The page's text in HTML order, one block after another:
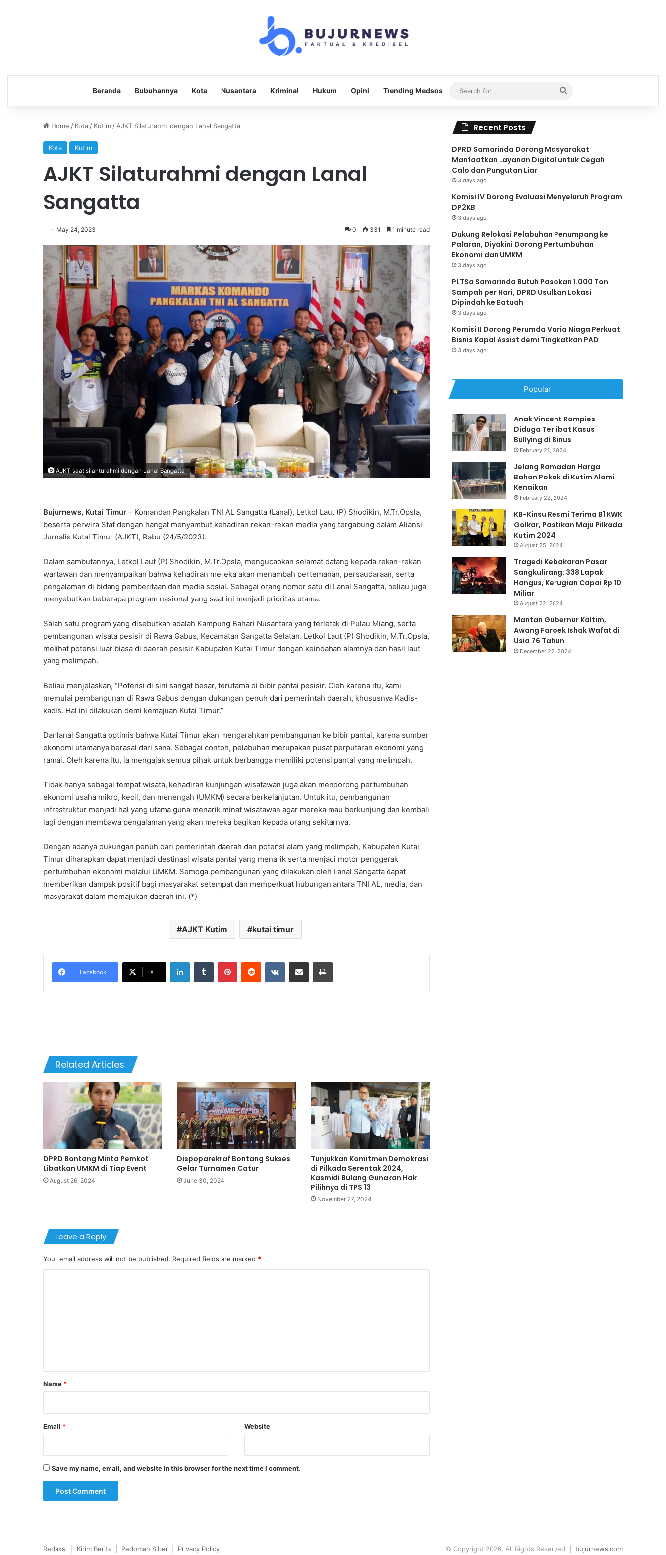
Beranda Bubuhannya Kota Nusantara Kriminal Hukum Opini Trending Medsos
Search
for
Home / Kota / Kutim / AJKT Silaturahmi dengan Lanal Sangatta
Kota Kutim
AJKT Silaturahmi dengan Lanal
Sangatta
May 24, 2023 0 331 1 minute read
AJKT saat silahturahmi dengan Lanal Sangatta
Bujurnews, Kutai Timur – Komandan Pangkalan TNI AL Sangatta (Lanal), Letkol Laut (P) Shodikin, M.Tr.Opsla,
beserta perwira Staf dengan hangat menyambut kehadiran rekan-rekan media yang tergabung dalam Aliansi
Jurnalis Kutai Timur (AJKT), Rabu (24/5/2023).
Dalam sambutannya, Letkol Laut (P) Shodikin, M.Tr.Opsla, mengucapkan selamat datang kepada rekan-rekan
wartawan dan menyampaikan bahwa kehadiran mereka akan menambah pertemanan, persaudaraan, serta
pengalaman di bidang pemberitaan dan media sosial. Sebagai orang nomor satu di Lanal Sangatta, beliau juga
menyebutkan beberapa program nasional yang saat ini menjadi prioritas utama.
Salah satu program yang disebutkan adalah Kampung Bahari Nusantara yang terletak di Pulau Miang, serta
pembangunan wisata pesisir di Rawa Gabus, Kecamatan Sangatta Selatan. Letkol Laut (P) Shodikin, M.Tr.Opsla,
melihat potensi luar biasa di daerah pesisir Kabupaten Kutai Timur dengan keindahan alamnya dan hasil laut
yang melimpah.
Beliau menjelaskan, “Potensi di sini sangat besar, terutama di bibir pantai pesisir. Oleh karena itu, kami
memulai pembangunan di Rawa Gabus dengan dukungan penuh dari pemerintah daerah, khususnya Kadis-
kadis. Hal ini dilakukan demi kemajuan Kutai Timur.”
Danlanal Sangatta optimis bahwa Kutai Timur akan mengarahkan pembangunan ke bibir pantai, karena sumber
ekonomi utamanya berasal dari sana. Sebagai contoh, pelabuhan merupakan pusat perputaran ekonomi yang
ramai. Oleh karena itu, ia mengajak semua pihak untuk berbangga memiliki potensi pantai yang melimpah.
Tidak hanya sebagai tempat wisata, kehadiran kunjungan wisatawan juga akan mendorong pertumbuhan
ekonomi usaha mikro, kecil, dan menengah (UMKM) secara berkelanjutan. Untuk itu, pembangunan
infrastruktur menjadi hal yang utama guna menarik minat wisatawan agar mereka mau berkunjung dan kembali
lagi dengan membawa pengalaman yang akan mereka bagikan kepada orang sekitarnya.
Dengan adanya dukungan penuh dari pemerintah daerah dan potensi alam yang melimpah, Kabupaten Kutai
Timur diharapkan dapat menjadi destinasi wisata pantai yang menarik serta menjadi motor penggerak
pertumbuhan ekonomi melalui UMKM. Semoga pembangunan yang dilakukan oleh Lanal Sangatta dapat
memberikan dampak positif bagi masyarakat setempat dan memperkuat hubungan antara TNI AL, media, dan
masyarakat dalam memajukan daerah ini. (*)
AJKT Kutim kutai timur
Facebook X
LinkedInTumblr PinterestReddit VKontakteShare via Email Print
Related Articles
DPRD Bontang Minta Pemkot
Libatkan UMKM di Tiap Event
August 26, 2024
Dispoparekraf Bontang Sukses
Gelar Turnamen Catur
June 30, 2024
Tunjukkan Komitmen Demokrasi
di Pilkada Serentak 2024,
Kasmidi Bulang Gunakan Hak
Pilihnya di TPS 13
November 27, 2024
Leave a Reply
Your email address will not be published. Required fields are marked *
*
Name *
Email * Website
Save my name, email, and website in this browser for the next time I comment.
Recent Posts
DPRD Samarinda Dorong Masyarakat
Manfaatkan Layanan Digital untuk Cegah
Calo dan Pungutan Liar
3 days ago
Komisi IV Dorong Evaluasi Menyeluruh Program
DP2KB
3 days ago
Dukung Relokasi Pelabuhan Penumpang ke
Palaran, Diyakini Dorong Pertumbuhan
Ekonomi dan UMKM
3 days ago
PLTSa Samarinda Butuh Pasokan 1.000 Ton
Sampah per Hari, DPRD Usulkan Lokasi
Dipindah ke Batuah
3 days ago
Komisi II Dorong Perumda Varia Niaga Perkuat
Bisnis Kapal Assist demi Tingkatkan PAD
3 days ago
Popular
Anak Vincent Rompies
Diduga Terlibat Kasus
Bullying di Binus
February 21, 2024
Jelang Ramadan Harga
Bahan Pokok di Kutim Alami
Kenaikan
February 22, 2024
KB-Kinsu Resmi Terima B1 KWK
Golkar, Pastikan Maju Pilkada
Kutim 2024
August 25, 2024
Tragedi Kebakaran Pasar
Sangkulirang: 338 Lapak
Hangus, Kerugian Capai Rp 10
Miliar
August 22, 2024
Mantan Gubernur Kaltim,
Awang Faroek Ishak Wafat di
Usia 76 Tahun
December 22, 2024
Redaksi Kirim Berita Pedoman Siber Privacy Policy © Copyright 2026, All Rights Reserved | bujurnews.com